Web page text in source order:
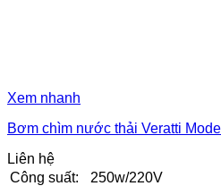
Xem nhanh
Bơm chìm nước thải Veratti
Liên hệ
Công suất:
250w/220V